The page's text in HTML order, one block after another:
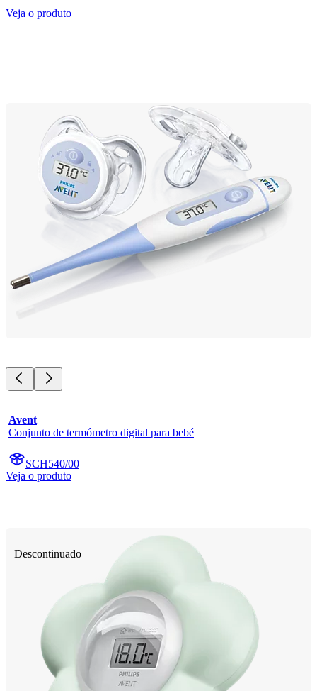
Veja o produto
Avent
Conjunto de termómetro digital para bebé
SCH540/00
Veja o produto
Descontinuado